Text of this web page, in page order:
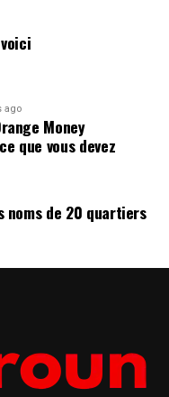
ago
Money
que vous devez
noms de 20 quartiers